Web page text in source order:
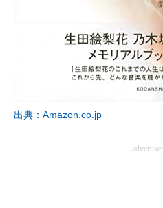
出典：Amazon.co.jp